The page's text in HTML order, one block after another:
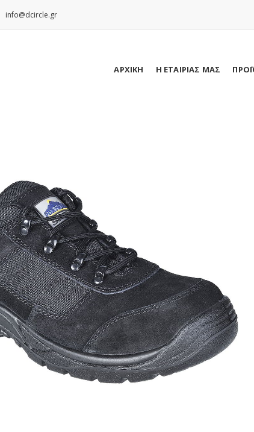
info@dcircle.gr
ΑΡΧΙΚΗ Η ΕΤΑΙΡΙΑΣ ΜΑΣ